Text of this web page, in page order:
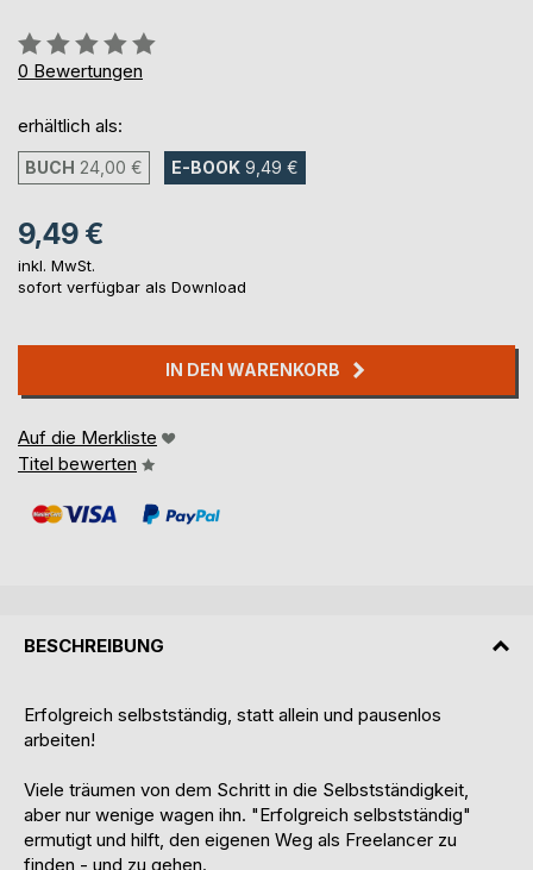
Bewertung::
0%
0 Bewertungen
erhältlich als:
BUCH 24,00 € E-BOOK 9,49 €
9,49 €
inkl. MwSt.
sofort verfügbar als Download
IN DEN WARENKORB
Auf die Merkliste
Titel bewerten
BESCHREIBUNG
Erfolgreich selbstständig, statt allein und pausenlos
arbeiten!
Viele träumen von dem Schritt in die Selbstständigkeit,
aber nur wenige wagen ihn. "Erfolgreich selbstständig"
ermutigt und hilft, den eigenen Weg als Freelancer zu
finden - und zu gehen.